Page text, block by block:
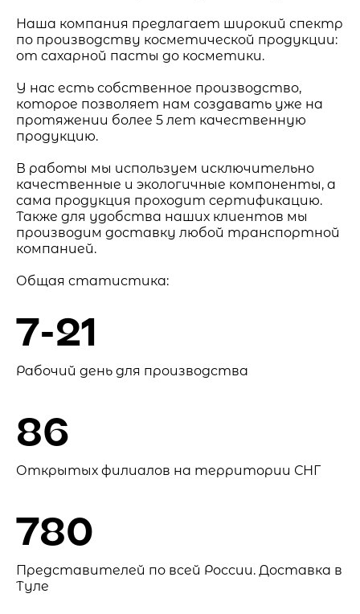
Наша компания предлагает широкий спектр
по производству косметической продукции:
от сахарной пасты до косметики.
У нас есть собственное производство,
которое позволяет нам создавать уже на
протяжении более 5 лет качественную
продукцию.
В работы мы используем исключительно
качественные и экологичные компоненты, а
сама продукция проходит сертификацию.
Также для удобства наших клиентов мы
производим доставку любой транспортной
компанией.
Общая статистика:
7-21
Рабочий день для производства
86
Открытых филиалов на территории СНГ
780
Представителей по всей России. Доставка в
Туле